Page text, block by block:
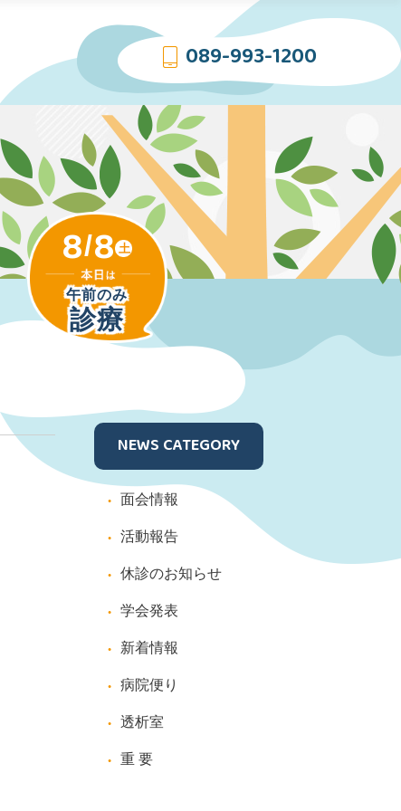
089-993-1200
8/8 土
午前のみ
診療
NEWS CATEGORY
面会情報
活動報告
休診のお知らせ
学会発表
新着情報
病院便り
透析室
重 要